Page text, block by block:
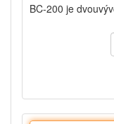
BC-200 je